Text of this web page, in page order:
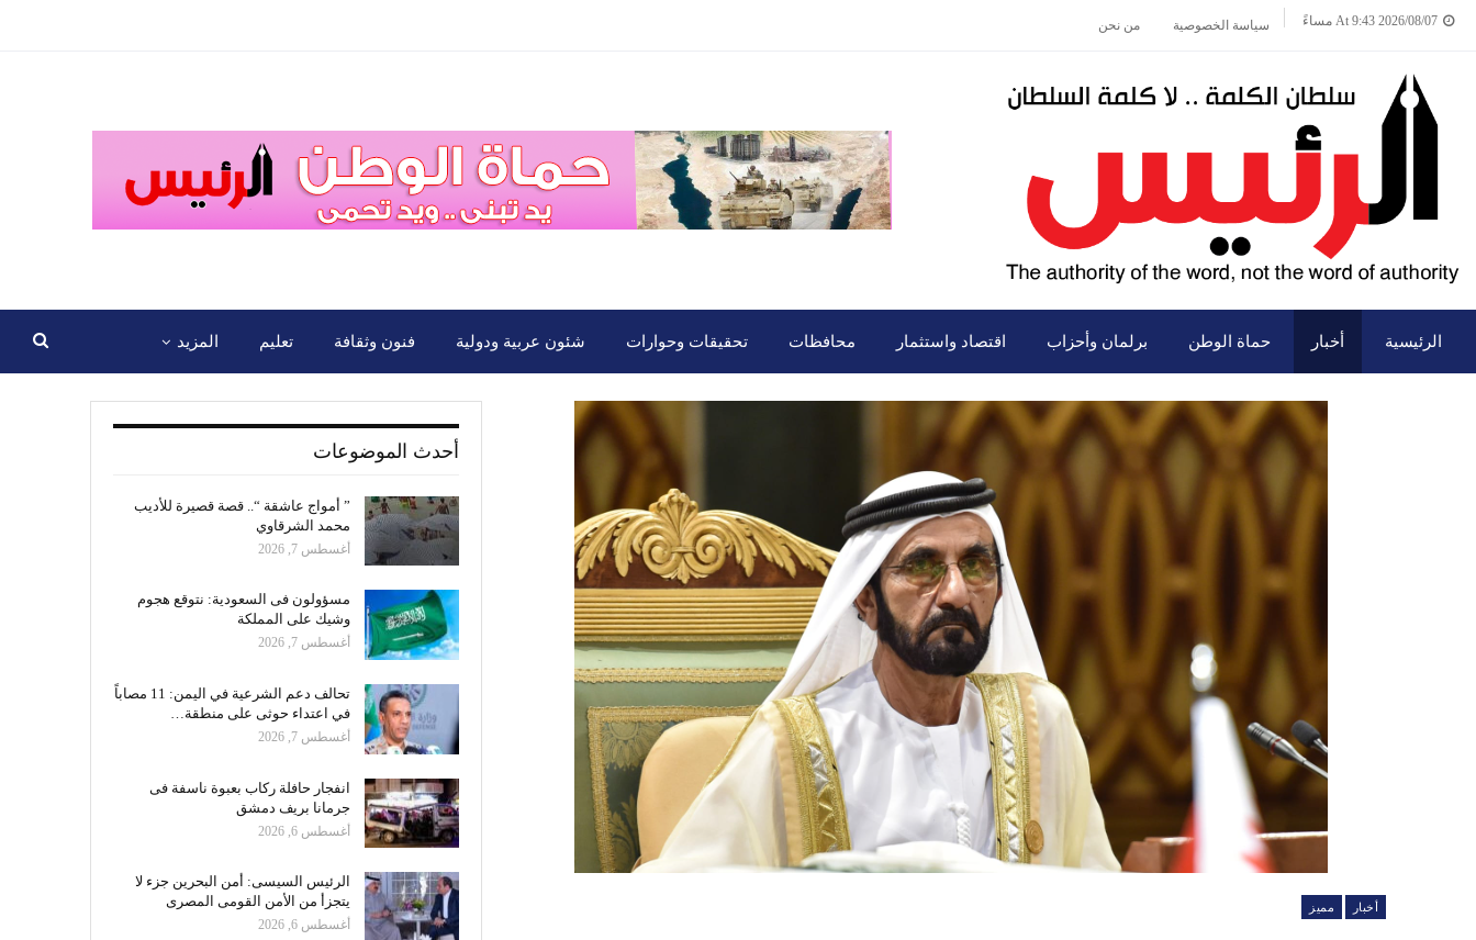
2026/08/07 At 9:43 مساءً سياسة الخصوصية من نحن
الرئيسية أخبار حماة الوطن برلمان وأحزاب اقتصاد واستثمار محافظات تحقيقات وحوارات شئون عربية ودولية فنون وثقافة تعليم المزيد
أخبار مميز
أحدث الموضوعات
” أمواج عاشقة “.. قصة قصيرة للأديب
محمد الشرقاوي
أغسطس 7, 2026
مسؤولون فى السعودية: نتوقع هجوم
وشيك على المملكة
أغسطس 7, 2026
تحالف دعم الشرعية في اليمن: 11 مصاباً
في اعتداء حوثى على منطقة…
أغسطس 7, 2026
انفجار حافلة ركاب بعبوة ناسفة فى
جرمانا بريف دمشق
أغسطس 6, 2026
الرئيس السيسى: أمن البحرين جزء لا
يتجزأ من الأمن القومى المصرى
أغسطس 6, 2026